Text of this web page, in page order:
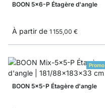
BOON 5x6-P Étagère d'angle
À partir de 1 155,00 €
Promo
BOON 5x5-P Étagère d'angle